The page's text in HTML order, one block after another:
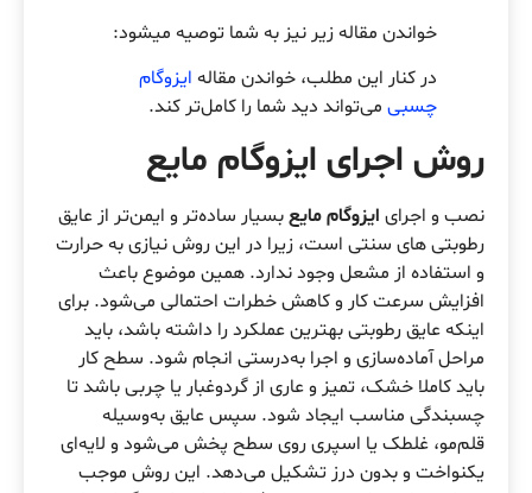
خواندن مقاله زیر نیز به شما توصیه میشود:
در کنار این مطلب، خواندن مقاله ایزوگام
چسبی می‌تواند دید شما را کامل‌تر کند.
روش اجرای ایزوگام مایع
نصب و اجرای ایزوگام مایعبسیار ساده‌تر و ایمن‌تر از عایق
رطوبتی های سنتی است، زیرا در این روش نیازی به حرارت
و استفاده از مشعل وجود ندارد. همین موضوع باعث
افزایش سرعت کار و کاهش خطرات احتمالی می‌شود. برای
اینکه عایق رطوبتی بهترین عملکرد را داشته باشد، باید
مراحل آماده‌سازی و اجرا به‌درستی انجام شود. سطح کار
باید کاملا خشک، تمیز و عاری از گردوغبار یا چربی باشد تا
چسبندگی مناسب ایجاد شود. سپس عایق به‌وسیله
قلم‌مو، غلطک یا اسپری روی سطح پخش می‌شود و لایه‌ای
یکنواخت و بدون درز تشکیل می‌دهد. این روش موجب